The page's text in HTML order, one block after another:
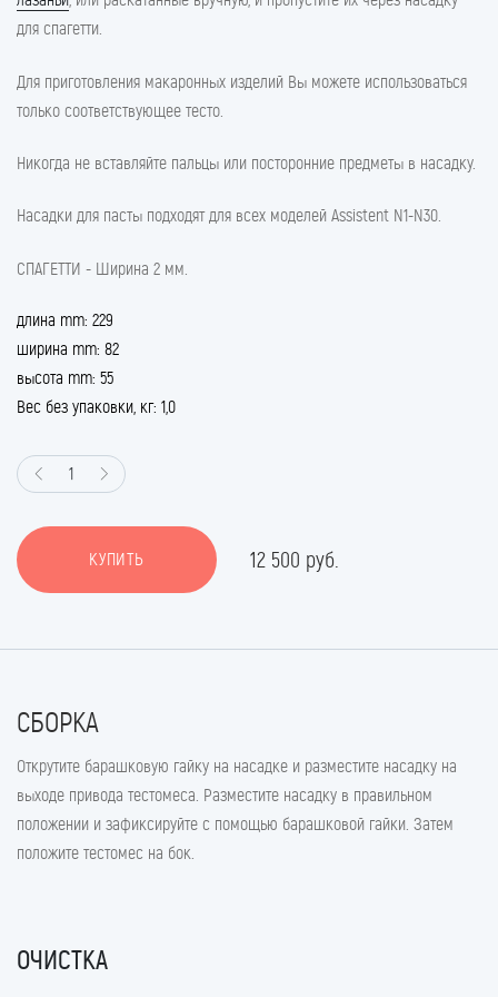
для спагетти.
Для приготовления макаронных изделий Вы можете использоваться
только соответствующее тесто.
Никогда не вставляйте пальцы или посторонние предметы в насадку.
Насадки для пасты подходят для всех моделей Assistent N1-N30.
СПАГЕТТИ - Ширина 2 мм.
длина mm: 229
ширина mm: 82
высота mm: 55
Вес без упаковки, кг: 1,0
КУПИТЬ 12 500 руб.
СБОРКА
Открутите барашковую гайку на насадке и разместите насадку на
выходе привода тестомеса. Разместите насадку в правильном
положении и зафиксируйте с помощью барашковой гайки. Затем
положите тестомес на бок.
ОЧИСТКА